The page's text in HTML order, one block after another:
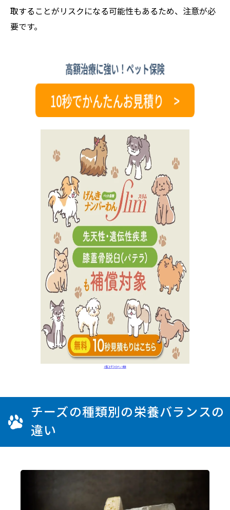
取することがリスクになる可能性もあるため、注意が必
要です。
チーズの種類別の栄養バランスの
違い